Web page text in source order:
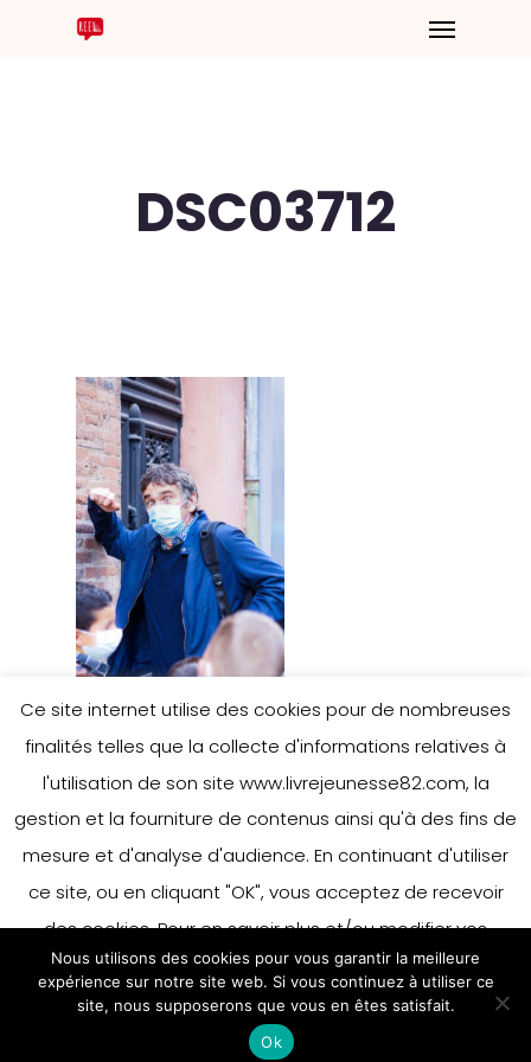
DSC03712
Ce site internet utilise des cookies pour de nombreuses
finalités telles que la collecte d'informations relatives à
l'utilisation de son site www.livrejeunesse82.com, la
gestion et la fourniture de contenus ainsi qu'à des fins de
mesure et d'analyse d'audience. En continuant d'utiliser
ce site, ou en cliquant "OK", vous acceptez de recevoir
des cookies. Pour en savoir plus et/ou modifier vos
préférences en matière de cookies, merci de vous référer
à notre politique sur les cookies.
Accepter
En savoir plus
Nous utilisons des cookies pour vous garantir la meilleure
expérience sur notre site web. Si vous continuez à utiliser ce
site, nous supposerons que vous en êtes satisfait.
Ok